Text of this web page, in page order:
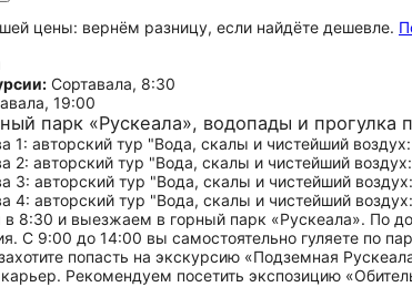
цены: вернём разницу, если найдёте дешевле.
Сортавала, 8:30
19:00
парк «Рускеала», водопады и прогулка
в 8:30 и выезжаем в горный парк «Рускеала». По
С 9:00 до 14:00 вы самостоятельно гуляете по
попасть на экскурсию «Подземная
Рекомендуем посетить экспозицию